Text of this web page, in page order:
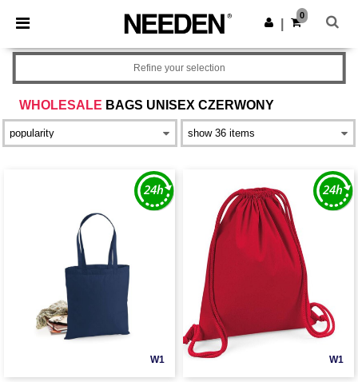
× Aplikacja Needen
Lepsze ceny w aplikacji!
Pobierz app
0
WHOLESALE BAGS UNISEX CZERWONY
Refine your selection
W1 W1